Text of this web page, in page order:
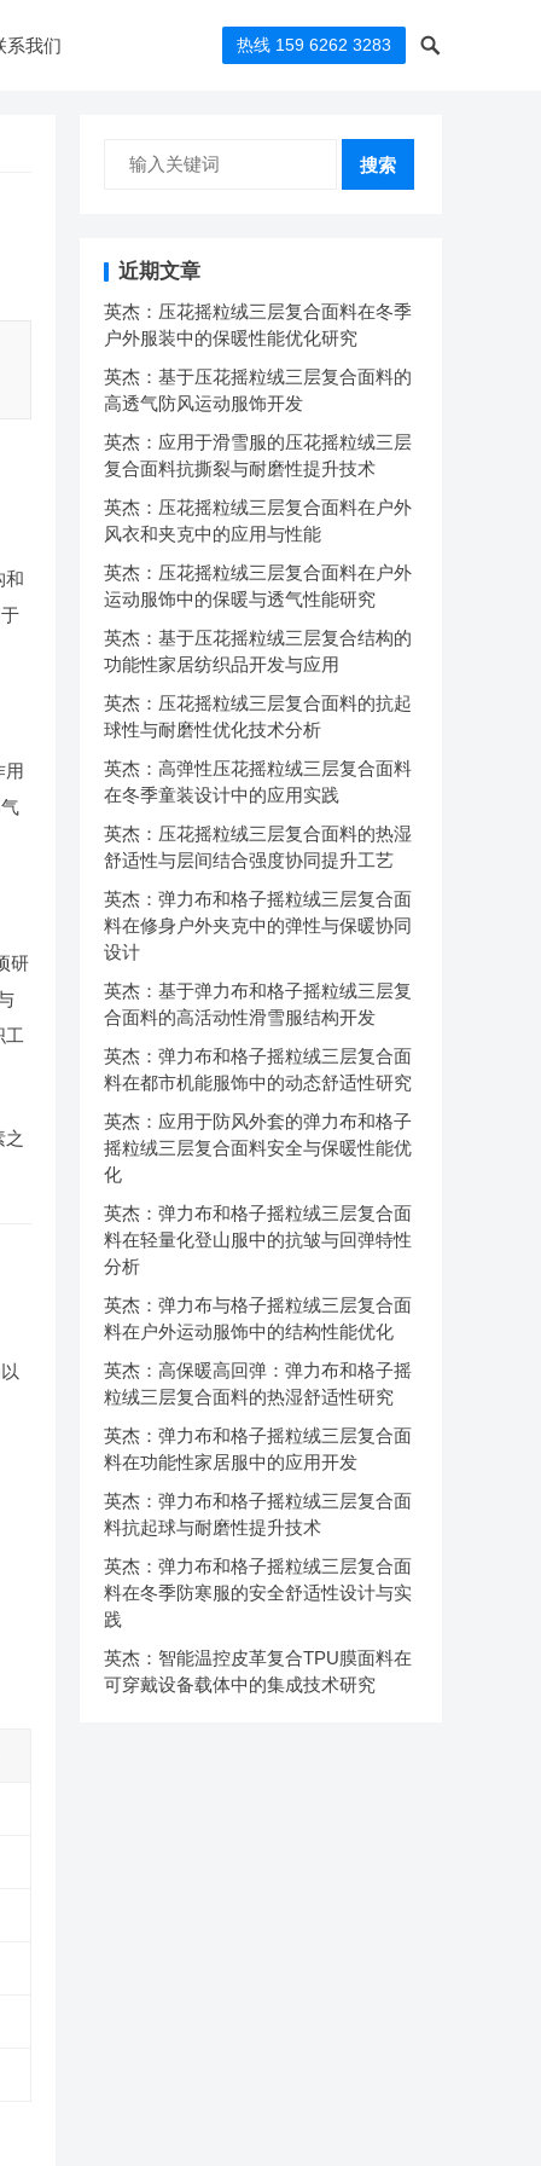
系我们 热线 159 6262 3283
和
用
研
工
之
搜索
近期文章
英杰：压花摇粒绒三层复合面料在冬季
户外服装中的保暖性能优化研究
英杰：基于压花摇粒绒三层复合面料的
高透气防风运动服饰开发
英杰：应用于滑雪服的压花摇粒绒三层
复合面料抗撕裂与耐磨性提升技术
英杰：压花摇粒绒三层复合面料在户外
风衣和夹克中的应用与性能
英杰：压花摇粒绒三层复合面料在户外
运动服饰中的保暖与透气性能研究
英杰：基于压花摇粒绒三层复合结构的
功能性家居纺织品开发与应用
英杰：压花摇粒绒三层复合面料的抗起
球性与耐磨性优化技术分析
英杰：高弹性压花摇粒绒三层复合面料
在冬季童装设计中的应用实践
英杰：压花摇粒绒三层复合面料的热湿
舒适性与层间结合强度协同提升工艺
英杰：弹力布和格子摇粒绒三层复合面
料在修身户外夹克中的弹性与保暖协同
设计
英杰：基于弹力布和格子摇粒绒三层复
合面料的高活动性滑雪服结构开发
英杰：弹力布和格子摇粒绒三层复合面
料在都市机能服饰中的动态舒适性研究
英杰：应用于防风外套的弹力布和格子
摇粒绒三层复合面料安全与保暖性能优
化
英杰：弹力布和格子摇粒绒三层复合面
料在轻量化登山服中的抗皱与回弹特性
分析
英杰：弹力布与格子摇粒绒三层复合面
料在户外运动服饰中的结构性能优化
英杰：高保暖高回弹：弹力布和格子摇
粒绒三层复合面料的热湿舒适性研究
英杰：弹力布和格子摇粒绒三层复合面
料在功能性家居服中的应用开发
英杰：弹力布和格子摇粒绒三层复合面
料抗起球与耐磨性提升技术
英杰：弹力布和格子摇粒绒三层复合面
料在冬季防寒服的安全舒适性设计与实
践
英杰：智能温控皮革复合TPU膜面料在
可穿戴设备载体中的集成技术研究